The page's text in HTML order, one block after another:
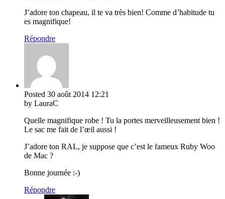
J’adore ton chapeau, il te va très bien! Comme d’habitude tu
es magnifique!
Répondre
Posted 30 août 2014 12:21
by LauraC
Quelle magnifique robe ! Tu la portes merveilleusement bien !
Le sac me fait de l’œil aussi !
J’adore ton RAL, je suppose que c’est le fameux Ruby Woo
de Mac ?
Bonne journée :-)
Répondre